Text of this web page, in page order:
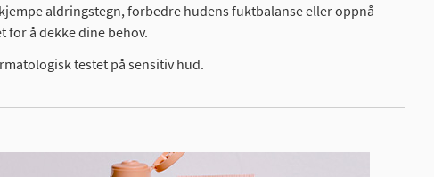
aldringstegn, forbedre hudens fuktbalanse eller oppnå
for å dekke dine behov.
testet på sensitiv hud.